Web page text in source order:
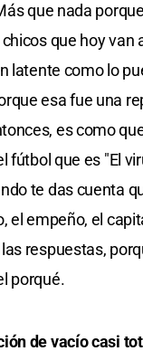
que nada
que hoy van
latente como lo
esa fue una
es como
fútbol que es "El
te das cuenta
el empeño, el
respuestas,
porqué.
de vacío casi